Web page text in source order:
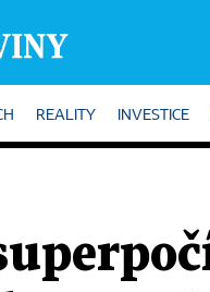
REALITY INVESTICE